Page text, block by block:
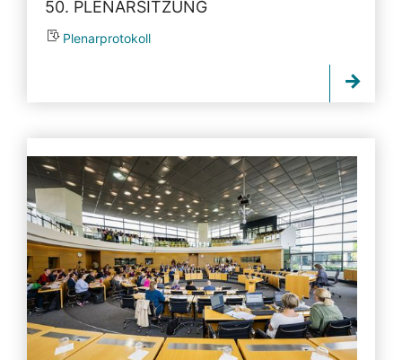
50. PLENARSITZUNG
Plenarprotokoll